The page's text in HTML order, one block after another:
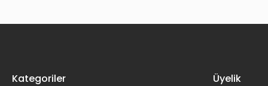
Kategoriler Üyelik